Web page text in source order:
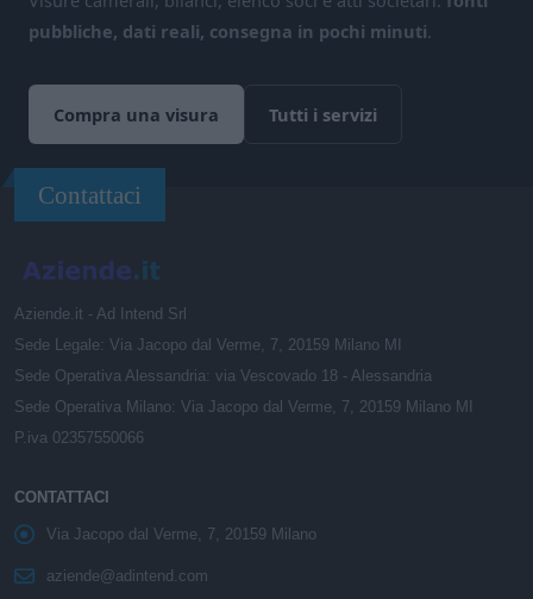
pubbliche, dati reali, consegna in pochi minuti.
Compra una visura Tutti i servizi
Contattaci
Aziende.it - Ad Intend Srl
Sede Legale: Via Jacopo dal Verme, 7, 20159 Milano MI
Sede Operativa Alessandria: via Vescovado 18 - Alessandria
Sede Operativa Milano: Via Jacopo dal Verme, 7, 20159 Milano MI
P.iva 02357550066
CONTATTACI
Via Jacopo dal Verme, 7, 20159 Milano
aziende@adintend.com